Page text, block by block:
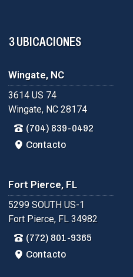
3 UBICACIONES
Wingate, NC
3614 US 74
Wingate, NC 28174
(704) 839-0492
Contacto
Fort Pierce, FL
5299 SOUTH US-1
Fort Pierce, FL 34982
(772) 801-9365
Contacto